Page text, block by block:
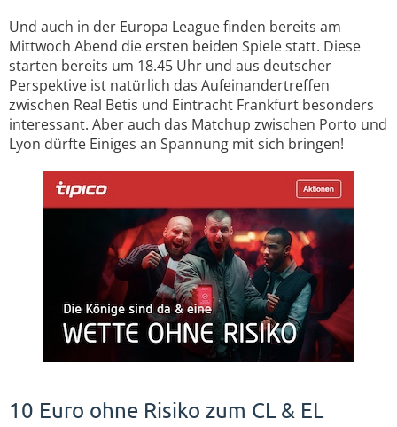
Und auch in der Europa League finden bereits am
Mittwoch Abend die ersten beiden Spiele statt. Diese
starten bereits um 18.45 Uhr und aus deutscher
Perspektive ist natürlich das Aufeinandertreffen
zwischen Real Betis und Eintracht Frankfurt besonders
interessant. Aber auch das Matchup zwischen Porto und
Lyon dürfte Einiges an Spannung mit sich bringen!
10 Euro ohne Risiko zum CL & EL